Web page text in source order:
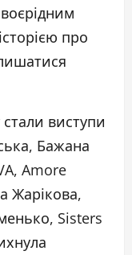
про
виступи
Бажана
Amore
Жарікова,
Sisters